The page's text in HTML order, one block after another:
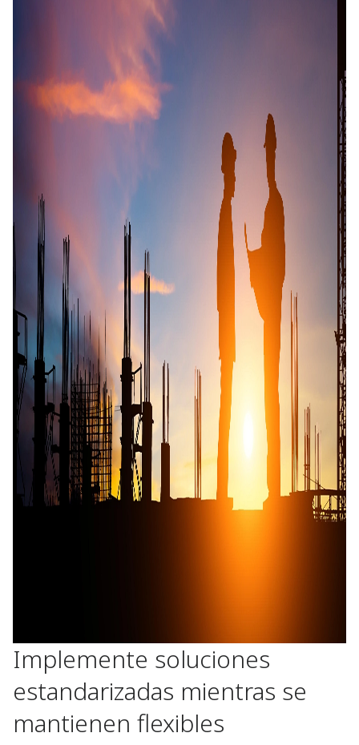
Implemente soluciones
estandarizadas mientras se
mantienen flexibles